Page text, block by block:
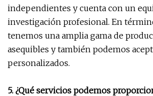
independientes y cuenta con un
investigación profesional. En
tenemos una amplia gama de
asequibles y también podemos
personalizados.
5. ¿Qué servicios podemos